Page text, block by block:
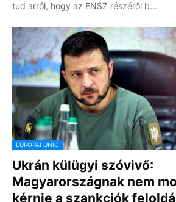
tud arról, hogy az ENSZ részéről b…
EURÓPAI UNIÓ
Ukrán külügyi szóvivő:
Magyarországnak nem
kérnie a szankciók